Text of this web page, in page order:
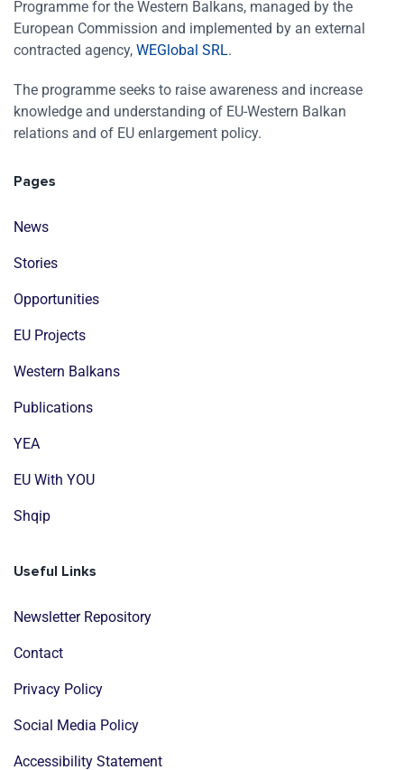
Programme for the Western Balkans, managed by the
European Commission and implemented by an external
contracted agency, WEGlobal SRL.
The programme seeks to raise awareness and increase
knowledge and understanding of EU-Western Balkan
relations and of EU enlargement policy.
Pages
News
Stories
Opportunities
EU Projects
Western Balkans
Publications
YEA
EU With YOU
Shqip
Useful Links
Newsletter Repository
Contact
Privacy Policy
Social Media Policy
Accessibility Statement